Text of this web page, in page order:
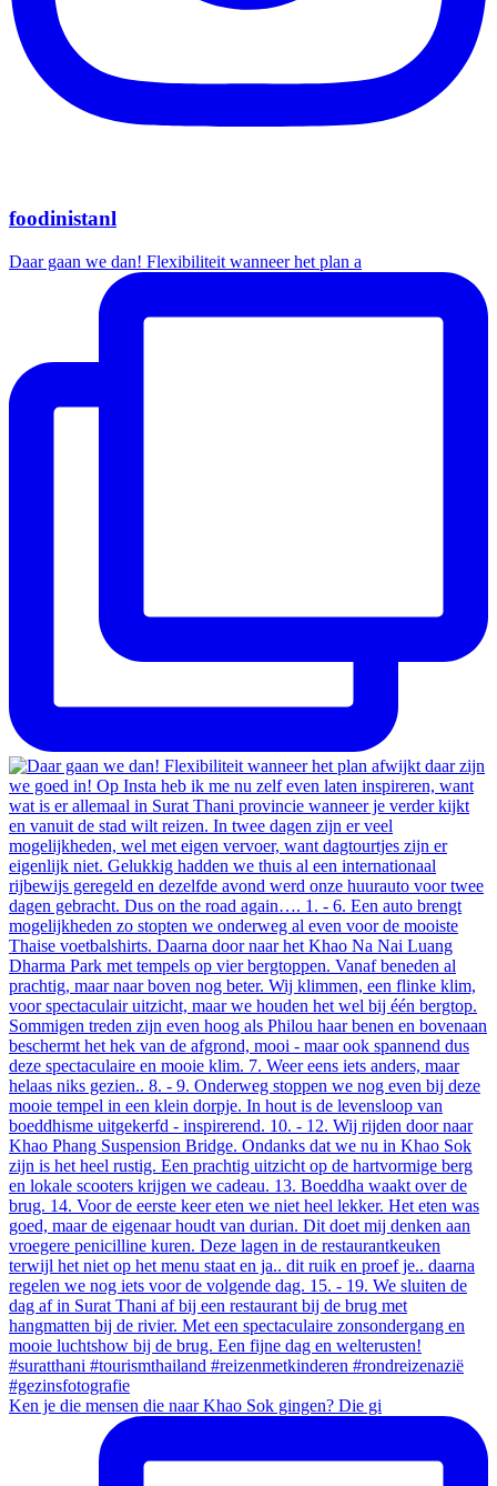
foodinistanl
Daar gaan we dan! Flexibiliteit wanneer het plan a
Ken je die mensen die naar Khao Sok gingen? Die gi